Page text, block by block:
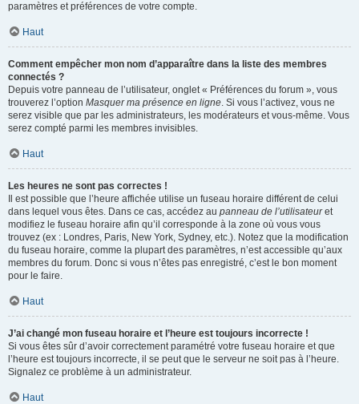
paramètres et préférences de votre compte.
Haut
Comment empêcher mon nom d’apparaître dans la liste des membres
connectés ?
Depuis votre panneau de l’utilisateur, onglet « Préférences du forum », vous
trouverez l’option Masquer ma présence en ligne. Si vous l’activez, vous ne
serez visible que par les administrateurs, les modérateurs et vous-même. Vous
serez compté parmi les membres invisibles.
Haut
Les heures ne sont pas correctes !
Il est possible que l’heure affichée utilise un fuseau horaire différent de celui
dans lequel vous êtes. Dans ce cas, accédez au panneau de l’utilisateuret
modifiez le fuseau horaire afin qu’il corresponde à la zone où vous vous
trouvez (ex : Londres, Paris, New York, Sydney, etc.). Notez que la modification
du fuseau horaire, comme la plupart des paramètres, n’est accessible qu’aux
membres du forum. Donc si vous n’êtes pas enregistré, c’est le bon moment
pour le faire.
Haut
J’ai changé mon fuseau horaire et l’heure est toujours incorrecte !
Si vous êtes sûr d’avoir correctement paramétré votre fuseau horaire et que
l’heure est toujours incorrecte, il se peut que le serveur ne soit pas à l’heure.
Signalez ce problème à un administrateur.
Haut